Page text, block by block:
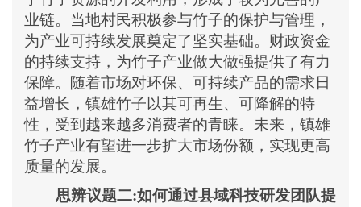
业链。当地村民积极参与竹子的保护与管理，
为产业可持续发展奠定了坚实基础。财政资金
的持续支持，为竹子产业做大做强提供了有力
保障。随着市场对环保、可持续产品的需求日
益增长，镇雄竹子以其可再生、可降解的特
性，受到越来越多消费者的青睐。未来，镇雄
竹子产业有望进一步扩大市场份额，实现更高
质量的发展。
思辨议题二:如何通过县域科技研发团队提